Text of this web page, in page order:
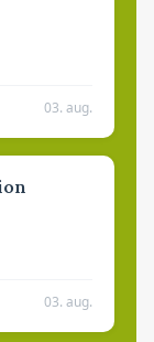
03. aug.
03. aug.